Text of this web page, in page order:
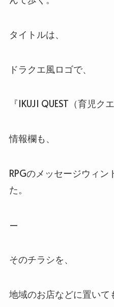
タイトルは、
ドラクエ風ロゴで、
『IKUJI QUEST（育児ク
情報欄も、
RPGのメッセージウィ
た。
—
そのチラシを、
地域のお店などに置いて